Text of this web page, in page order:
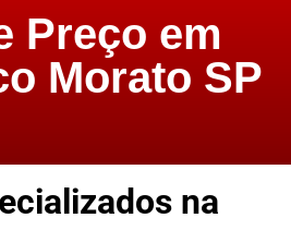
Preço em
Morato SP
na